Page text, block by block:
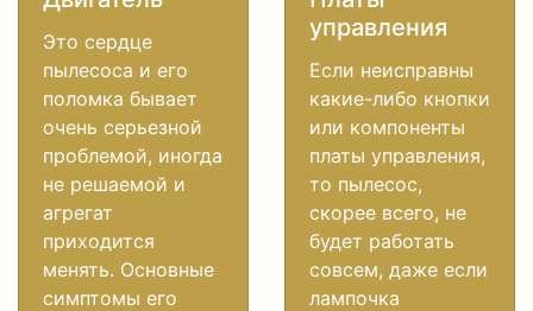
Это сердце
пылесоса и его
поломка бывает
очень серьезной
проблемой, иногда
не решаемой и
агрегат
приходится
менять. Основные
симптомы его
управления
Если неисправны
какие-либо кнопки
или компоненты
платы управления,
то пылесос,
скорее всего, не
будет работать
совсем, даже если
лампочка